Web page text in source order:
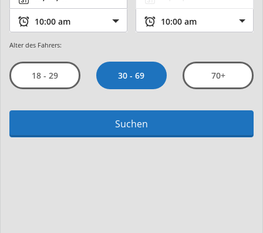
Alter des Fahrers:
18 - 29 30 - 69 70+
Suchen